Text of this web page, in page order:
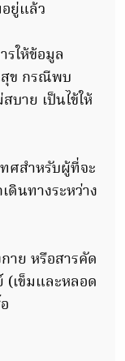
ยู่แล้ว
ให้ข้อมูล
สุข กรณีพบ
าย เป็นไข้ให้
ศสำหรับผู้ที่จะ
ดินทางระหว่าง
าย หรือสารคัด
(เข็มและหลอด